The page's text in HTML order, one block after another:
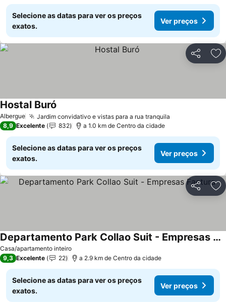
Selecione as datas para ver os preços
exatos.
Ver preços
Partilhar
Albergue Jardim convidativo e vistas para a rua tranquila
Hostal Buró
8,9 Excelente 832 a 1.0 km de Centro da cidade
Selecione as datas para ver os preços
exatos.
Ver preços
Partilhar
Casa/apartamento inteiro
Departamento Park Collao Suit - Empresas Factura
Ver preços
9,3 Excelente 22 a 2.9 km de Centro da cidade
Selecione as datas para ver os preços
exatos.
Ver preços